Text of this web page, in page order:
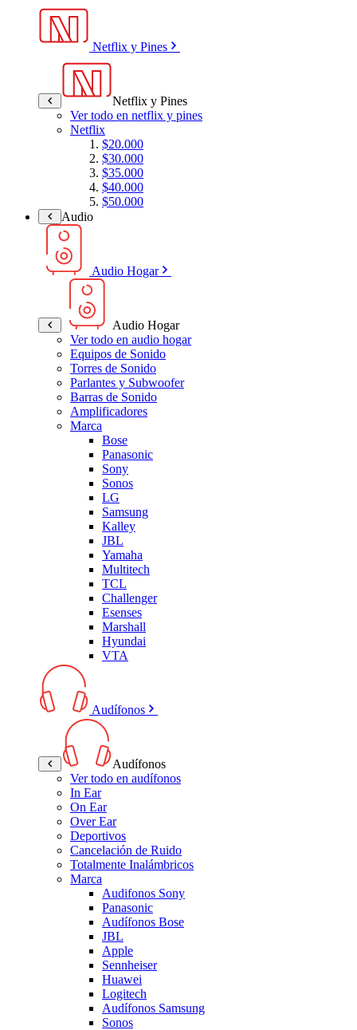
Netflix y Pines
Netflix y Pines
Ver todo en netflix y pines
Netflix
$20.000
$30.000
$35.000
$40.000
$50.000
Audio
Audio Hogar
Audio Hogar
Ver todo en audio hogar
Equipos de Sonido
Torres de Sonido
Parlantes y Subwoofer
Barras de Sonido
Amplificadores
Marca
Bose
Panasonic
Sony
Sonos
LG
Samsung
Kalley
JBL
Yamaha
Multitech
TCL
Challenger
Esenses
Marshall
Hyundai
VTA
Audífonos
Audífonos
Ver todo en audífonos
In Ear
On Ear
Over Ear
Deportivos
Cancelación de Ruido
Totalmente Inalámbricos
Marca
Audifonos Sony
Panasonic
Audífonos Bose
JBL
Apple
Sennheiser
Huawei
Logitech
Audífonos Samsung
Sonos